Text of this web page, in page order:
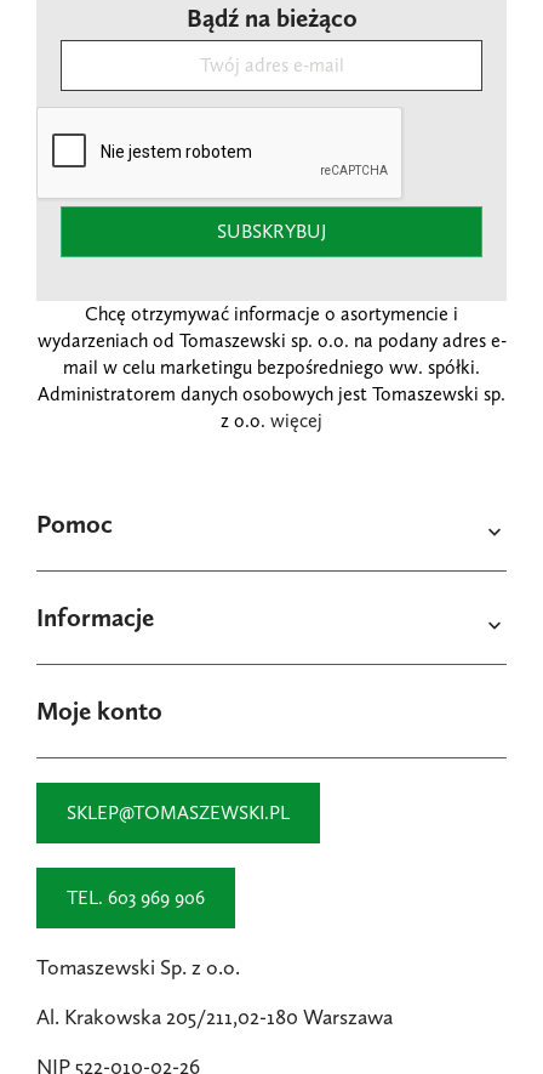
Pomoc 
Informacje 
Bądź na bieżąco
SUBSKRYBUJ
Chcę otrzymywać informacje o asortymencie i
wydarzeniach od Tomaszewski sp. o.o. na podany adres e-
mail w celu marketingu bezpośredniego ww. spółki.
Administratorem danych osobowych jest Tomaszewski sp.
z o.o. więcej
Moje konto
SKLEP@TOMASZEWSKI.PL
TEL. 603 969 906
Tomaszewski Sp. z o.o.
Al. Krakowska 205/211,02-180 Warszawa
NIP 522-010-02-26